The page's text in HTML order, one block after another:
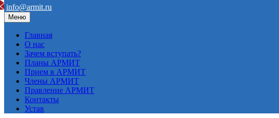
info@armit.ru
Меню
Главная
О нас
Зачем вступать?
Планы АРМИТ
Прием в АРМИТ
Члены АРМИТ
Правление АРМИТ
Контакты
Устав